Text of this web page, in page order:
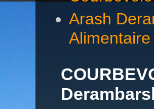
Arash